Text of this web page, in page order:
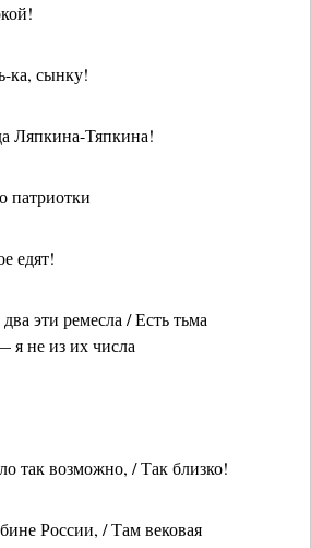
ка, сынку!
Ляпкина-Тяпкина!
патриотки
едят!
эти ремесла / Есть тьма
я не из их числа
так возможно, / Так близко!
России, / Там вековая